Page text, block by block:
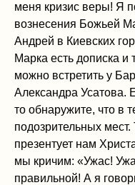
меня кризис веры! Я
вознесения Божьей
Андрей в Киевских
Марка есть дописка и
можно встретить у
Александра Усатова.
то обнаружите, что в
подозрительных
презентует нам
мы кричим: «Ужас!
правильной! А я